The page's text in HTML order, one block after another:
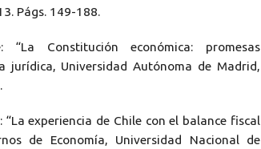
Págs. 149-188.
“La Constitución económica: promesas
jurídica, Universidad Autónoma de Madrid,
“La experiencia de Chile con el balance fiscal
de Economía, Universidad Nacional de